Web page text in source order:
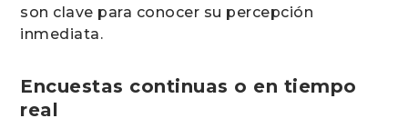
son clave para conocer su percepción
inmediata.
Encuestas continuas o en tiempo
real